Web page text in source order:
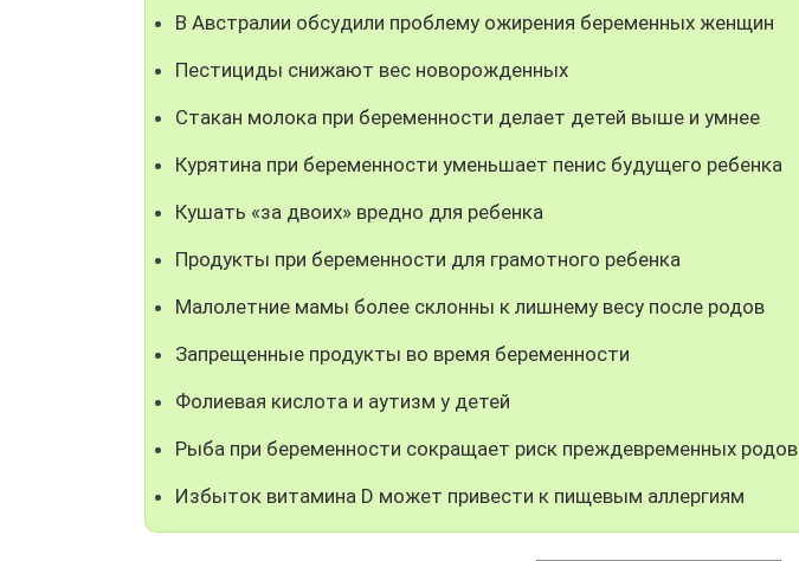
В Австралии обсудили проблему ожирения беременных женщин
Пестициды снижают вес новорожденных
Стакан молока при беременности делает детей выше и умнее
Курятина при беременности уменьшает пенис будущего ребенка
Кушать «за двоих» вредно для ребенка
Продукты при беременности для грамотного ребенка
Малолетние мамы более склонны к лишнему весу после родов
Запрещенные продукты во время беременности
Фолиевая кислота и аутизм у детей
Рыба при беременности сокращает риск преждевременных родов
Избыток витамина D может привести к пищевым аллергиям